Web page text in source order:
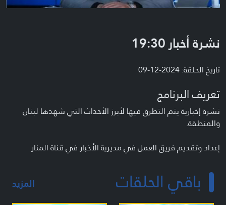
نشرة أخبار 19:30
تاريخ الحلقة: 2024-12-09
تعريف البرنامج
نشرة إخبارية يتم التطرق فيها لأبرز الأحداث التي شهدها لبنان
والمنطقة.
إعداد وتقديم فريق العمل في مديرية الأخبار في قناة المنار
باقي الحلقات المزيد